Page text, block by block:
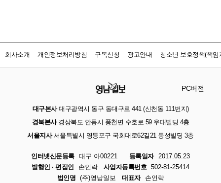
회사소개 개인정보처리방침 구독신청 광고안내 청소년 보호정책(책임
PC버전
대구본사대구광역시 동구 동대구로 441 (신천동 111번지)
경북본사경상북도 안동시 풍천면 수호로 59 우대빌딩 4층
서울지사서울특별시 영등포구 국회대로62길21 동성빌딩 3층
인터넷신문등록 대구 아00221 등록일자
2017.05.23
발행인 · 편집인
손인락 사업자등록번호 502-81-25414
법인명 (주)영남일보 대표자 손인락